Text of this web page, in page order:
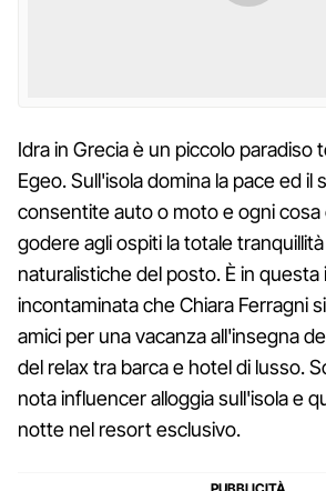
Idra in Grecia è un piccolo paradiso
Egeo. Sull'isola domina la pace ed il
consentite auto o moto e ogni
godere agli ospiti la totale
naturalistiche del posto. È in questa
incontaminata che Chiara Ferragni
amici per una vacanza all'insegna
del relax tra barca e hotel di lusso.
nota influencer alloggia sull'isola e
notte nel resort esclusivo.